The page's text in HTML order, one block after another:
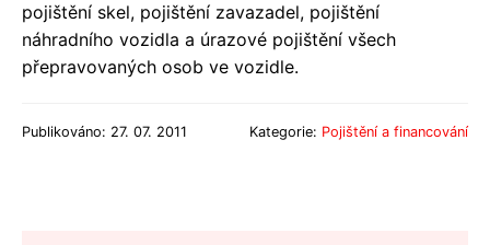
pojištění skel, pojištění zavazadel, pojištění
náhradního vozidla a úrazové pojištění všech
přepravovaných osob ve vozidle.
Publikováno: 27. 07. 2011 Kategorie: Pojištění a financování